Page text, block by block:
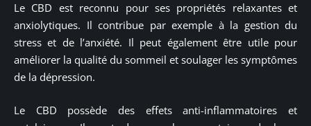
Le CBD est reconnu pour ses propriétés relaxantes et
anxiolytiques. Il contribue par exemple à la gestion du
stress et de l’anxiété. Il peut également être utile pour
améliorer la qualité du sommeil et soulager les symptômes
de la dépression.
Le CBD possède des effets anti-inflammatoires et